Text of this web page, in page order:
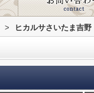
> ヒカルサさいたま吉野